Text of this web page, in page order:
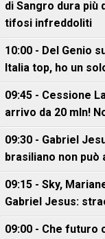
di Sangro dura più
tifosi infreddoliti
10:00 - Del Genio
Italia top, ho un
09:45 - Cessione
arrivo da 20 mln!
09:30 - Gabriel
brasiliano non
09:15 - Sky,
Gabriel Jesus:
09:00 - Che futuro